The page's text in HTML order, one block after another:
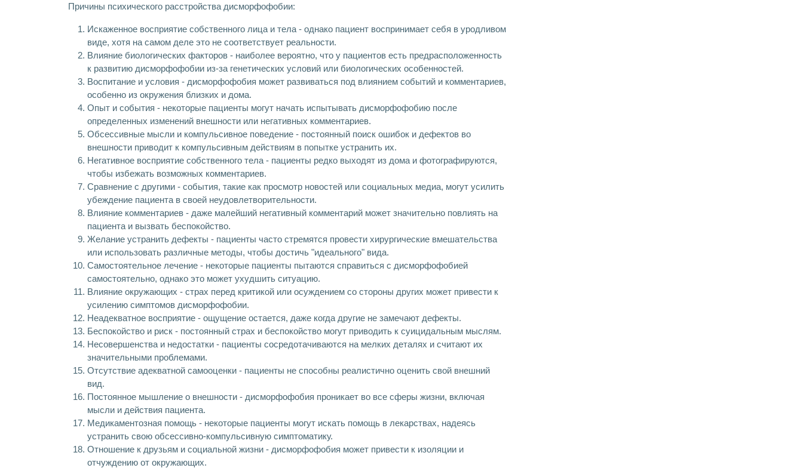
Причины психического расстройства дисморфофобии:
Искаженное восприятие собственного лица и тела - однако пациент воспринимает себя в уродливом
виде, хотя на самом деле это не соответствует реальности.
Влияние биологических факторов - наиболее вероятно, что у пациентов есть предрасположенность
к развитию дисморфофобии из-за генетических условий или биологических особенностей.
Воспитание и условия - дисморфофобия может развиваться под влиянием событий и комментариев,
особенно из окружения близких и дома.
Опыт и события - некоторые пациенты могут начать испытывать дисморфофобию после
определенных изменений внешности или негативных комментариев.
Обсессивные мысли и компульсивное поведение - постоянный поиск ошибок и дефектов во
внешности приводит к компульсивным действиям в попытке устранить их.
Негативное восприятие собственного тела - пациенты редко выходят из дома и фотографируются,
чтобы избежать возможных комментариев.
Сравнение с другими - события, такие как просмотр новостей или социальных медиа, могут усилить
убеждение пациента в своей неудовлетворительности.
Влияние комментариев - даже малейший негативный комментарий может значительно повлиять на
пациента и вызвать беспокойство.
Желание устранить дефекты - пациенты часто стремятся провести хирургические вмешательства
или использовать различные методы, чтобы достичь "идеального" вида.
Самостоятельное лечение - некоторые пациенты пытаются справиться с дисморфофобией
самостоятельно, однако это может ухудшить ситуацию.
Влияние окружающих - страх перед критикой или осуждением со стороны других может привести к
усилению симптомов дисморфофобии.
Неадекватное восприятие - ощущение остается, даже когда другие не замечают дефекты.
Беспокойство и риск - постоянный страх и беспокойство могут приводить к суицидальным мыслям.
Несовершенства и недостатки - пациенты сосредотачиваются на мелких деталях и считают их
значительными проблемами.
Отсутствие адекватной самооценки - пациенты не способны реалистично оценить свой внешний
вид.
Постоянное мышление о внешности - дисморфофобия проникает во все сферы жизни, включая
мысли и действия пациента.
Медикаментозная помощь - некоторые пациенты могут искать помощь в лекарствах, надеясь
устранить свою обсессивно-компульсивную симптоматику.
Отношение к друзьям и социальной жизни - дисморфофобия может привести к изоляции и
отчуждению от окружающих.